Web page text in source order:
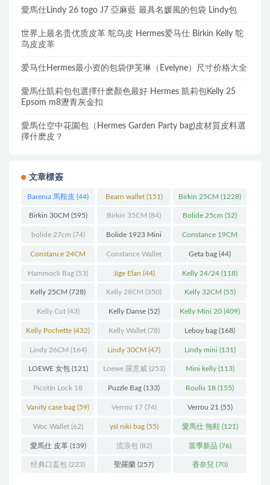
愛馬仕Lindy 26 togo J7 亞麻藍 最具名媛風的包袋 Lindy包
世界上最名贵优质皮革 鸵鸟皮 Hermes爱马仕 Birkin Kelly 鸵
鸟皮皮革
爱马仕Hermes最小资的包袋伊芙琳（Evelyne）尺寸价格大全
愛馬仕凱莉包包選擇什麽顏色最好 Hermes 凱莉包Kelly 25
Epsom m8瀝青灰金扣
愛馬仕空中花園包（Hermes Garden Party bag)皮材質皮料選
擇什麽皮？
文章標簽
Barenia 馬鞍皮 (44) Bearn wallet(151) Birkin 25CM (1228)
Birkin 30CM (595) Birkin 35CM (84) Bolide 25cm (52)
bolide 27cm (74) Bolide 1923 Mini
(93)
Constance 19CM
(571)
Constance 24CM
(216)
Constance Wallet
(60)
Geta bag (44)
Hammock Bag (53) Jige Elan (44) Kelly 24/24 (118)
Kelly 25CM (728) Kelly 28CM (350) Kelly 32CM (55)
Kelly Cut(43) Kelly Danse(52) Kelly Mini 20 (409)
Kelly Pochette (432) Kelly Wallet(78) Leboy bag (168)
Lindy 26CM (164) Lindy 30CM (47) Lindy mini (131)
LOEWE 女包(121) Loewe 羅意威(253) Mini kelly(113)
Picotin Lock 18
(202)
Puzzle Bag (133) Roulis 18 (155)
Vanity case bag (59) Verrou 17(74) Verrou 21 (55)
Woc Wallet(62) ysl niki bag(55) 愛馬仕 拖鞋(121)
愛馬仕 皮革(139) 流浪包(82) 當季新品 (76)
经典口盖包 (223) 聖羅蘭 (257) 香奈兒 (70)